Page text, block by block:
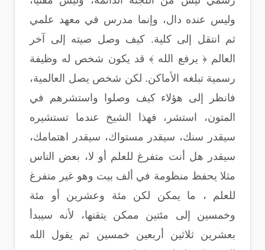
وليس عنده دال، وإنما مدرس في معهد علمي
ثم انتقل إلى كلية. كيف وصل صيته إلى آخر
العالم ﴿ يرفع الله ﴾ قد يكون شخص له وظيفة
رسمية تبلغه الأماكن. لكن شخص يصل العالمية،
فانظر إلى هؤلاء كيف وصلوا واستشرهم في
المتون، استشر، فهذا الشيخ عندما تستشيره
سيقدر سنك، سيقدر مستواك، سيقدر اهتمامك،
سيقدر هل أنت متفرغ للعلم أو لا، بعض الناس
مثلا يحفظ منظومة في ألف بيت وهو غير متفرغ
للعلم ، ما يمكن لكن مئة وعشرين أو مئة
وخمسين إلى مئتين ممكن يتقنها، لأنه سيبدأ
بعشرين ثلاثين أربعين خمسين ثم يقول الله